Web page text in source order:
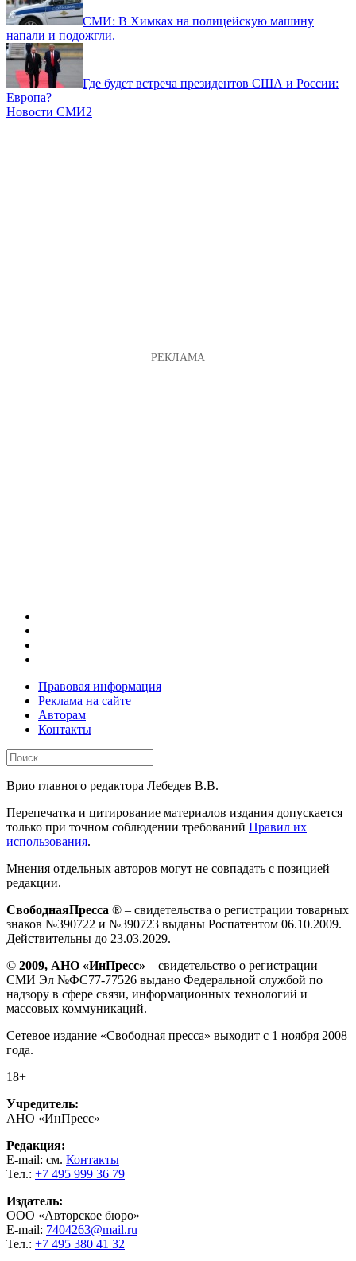
СМИ: В Химках на полицейскую машину
напали и подожгли.
Где будет встреча президентов США и России:
Европа?
Новости СМИ2
Правовая информация
Реклама на сайте
Авторам
Контакты
Врио главного редактора Лебедев В.В.
Перепечатка и цитирование материалов издания допускается
только при точном соблюдении требований Правил их
использования.
Мнения отдельных авторов могут не совпадать с позицией
редакции.
СвободнаяПресса ® – свидетельства о регистрации товарных
знаков №390722 и №390723 выданы Роспатентом 06.10.2009.
Действительны до 23.03.2029.
© 2009, АНО «ИнПресс» – свидетельство о регистрации
СМИ Эл №ФС77-77526 выдано Федеральной службой по
надзору в сфере связи, информационных технологий и
массовых коммуникаций.
Сетевое издание «Свободная пресса» выходит с 1 ноября 2008
года.
18+
Учредитель:
АНО «ИнПресс»
Редакция:
E-mail: см. Контакты
Тел.: +7 495 999 36 79
Издатель:
ООО «Авторское бюро»
E-mail: 7404263@mail.ru
Тел.: +7 495 380 41 32